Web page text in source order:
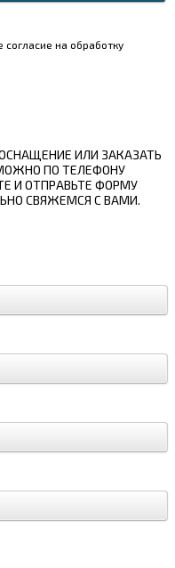
на обработку
ИЛИ ЗАКАЗАТЬ
ПО ТЕЛЕФОНУ
И ОТПРАВЬТЕ ФОРМУ
СВЯЖЕМСЯ С ВАМИ.